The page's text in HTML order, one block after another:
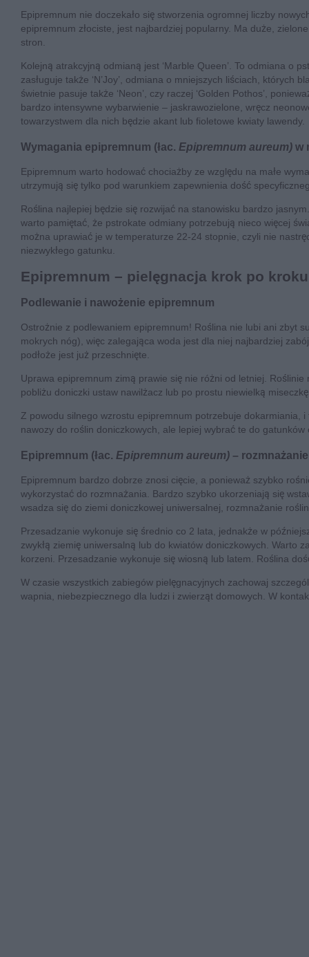
Epipremnum nie doczekało się stworzenia ogromnej liczby
epipremnum złociste, jest najbardziej popularny. Ma duże,
stron.
Kolejną atrakcyjną odmianą jest ‘Marble Queen’. To odmiana o
zasługuje także ‘N’Joy’, odmiana o mniejszych liściach,
świetnie pasuje także ‘Neon’, czy raczej ‘Golden Pothos’,
bardzo intensywne wybarwienie – jaskrawozielone, wręcz
towarzystwem dla nich będzie akant lub fioletowe kwiaty lawendy.
Wymagania epipremnum (łac. Epipremnum aureum) w
Epipremnum warto hodować chociażby ze względu na małe
utrzymują się tylko pod warunkiem zapewnienia dość
Roślina najlepiej będzie się rozwijać na stanowisku bardzo
warto pamiętać, że pstrokate odmiany potrzebują nieco więcej
można uprawiać je w temperaturze 22-24 stopnie, czyli nie
niezwykłego gatunku.
Epipremnum – pielęgnacja krok po kroku
Podlewanie i nawożenie epipremnum
Ostrożnie z podlewaniem epipremnum! Roślina nie lubi ani zbyt
mokrych nóg), więc zalegająca woda jest dla niej najbardziej
podłoże jest już przeschnięte.
Uprawa epipremnum zimą prawie się nie różni od letniej.
pobliżu doniczki ustaw nawilżacz lub po prostu niewielką
Z powodu silnego wzrostu epipremnum potrzebuje dokarmiania,
nawozy do roślin doniczkowych, ale lepiej wybrać te do
Epipremnum (łac. Epipremnum aureum) –
Epipremnum bardzo dobrze znosi cięcie, a ponieważ szybko
wykorzystać do rozmnażania. Bardzo szybko ukorzeniają się
wsadza się do ziemi doniczkowej uniwersalnej, rozmnażanie
Przesadzanie wykonuje się średnio co 2 lata, jednakże w
zwykłą ziemię uniwersalną lub do kwiatów doniczkowych.
korzeni. Przesadzanie wykonuje się wiosną lub latem. Roślina
W czasie wszystkich zabiegów pielęgnacyjnych zachowaj
wapnia, niebezpiecznego dla ludzi i zwierząt domowych. W